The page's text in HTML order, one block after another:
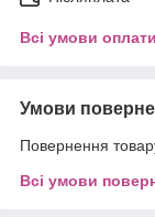
Всі умови оплати
Умови
Повернення
Всі умови